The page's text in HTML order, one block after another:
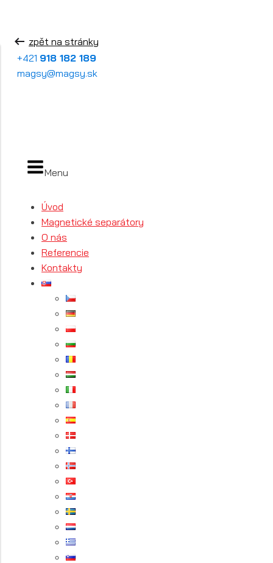
+421 918 182 189
magsy@magsy.sk
Menu
Úvod
Magnetické separátory
O nás
Referencie
Kontakty
zpět na stránky